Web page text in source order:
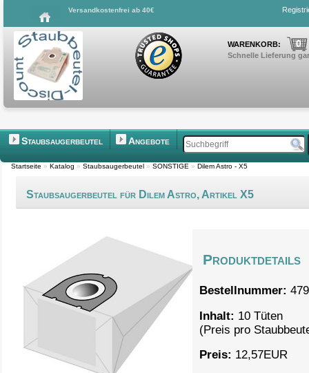
Versandkostenfrei ab 40€
WARENKORB: 0
Schnelle Lieferung
Staubsaugerbeutel Angebote
Startseite » Katalog » Staubsaugerbeutel » SONSTIGE » Dilem Astro - X5
Staubsaugerbeutel für Dilem Astro, Artikel X5
Produktdetails
Bestellnummer:
Inhalt: 10 Tüten
(Preis pro
Preis: 12,57EUR